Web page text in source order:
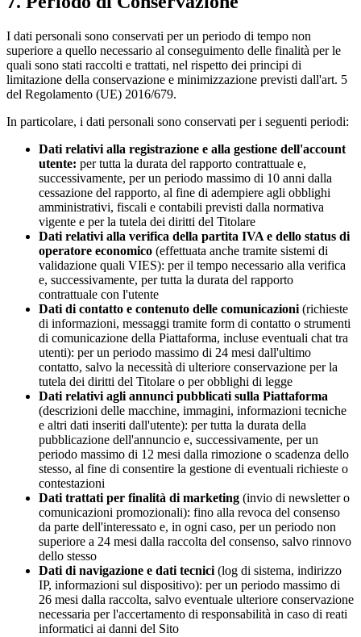
I dati personali sono conservati per un periodo di tempo non
superiore a quello necessario al conseguimento delle finalità per le
quali sono stati raccolti e trattati, nel rispetto dei principi di
limitazione della conservazione e minimizzazione previsti dall'art. 5
del Regolamento (UE) 2016/679.
In particolare, i dati personali sono conservati per i seguenti periodi:
Dati relativi alla registrazione e alla gestione dell'account
utente: per tutta la durata del rapporto contrattuale e,
successivamente, per un periodo massimo di 10 anni dalla
cessazione del rapporto, al fine di adempiere agli obblighi
amministrativi, fiscali e contabili previsti dalla normativa
vigente e per la tutela dei diritti del Titolare
Dati relativi alla verifica della partita IVA e dello status di
operatore economico (effettuata anche tramite sistemi di
validazione quali VIES): per il tempo necessario alla verifica
e, successivamente, per tutta la durata del rapporto
contrattuale con l'utente
Dati di contatto e contenuto delle comunicazioni (richieste
di informazioni, messaggi tramite form di contatto o strumenti
di comunicazione della Piattaforma, incluse eventuali chat tra
utenti): per un periodo massimo di 24 mesi dall'ultimo
contatto, salvo la necessità di ulteriore conservazione per la
tutela dei diritti del Titolare o per obblighi di legge
Dati relativi agli annunci pubblicati sulla Piattaforma
(descrizioni delle macchine, immagini, informazioni tecniche
e altri dati inseriti dall'utente): per tutta la durata della
pubblicazione dell'annuncio e, successivamente, per un
periodo massimo di 12 mesi dalla rimozione o scadenza dello
stesso, al fine di consentire la gestione di eventuali richieste o
contestazioni
Dati trattati per finalità di marketing (invio di newsletter o
comunicazioni promozionali): fino alla revoca del consenso
da parte dell'interessato e, in ogni caso, per un periodo non
superiore a 24 mesi dalla raccolta del consenso, salvo rinnovo
dello stesso
Dati di navigazione e dati tecnici (log di sistema, indirizzo
IP, informazioni sul dispositivo): per un periodo massimo di
26 mesi dalla raccolta, salvo eventuale ulteriore conservazione
necessaria per l'accertamento di responsabilità in caso di reati
informatici ai danni del Sito